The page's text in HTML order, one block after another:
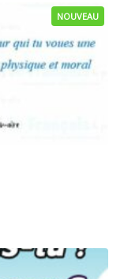
NOUVEAU